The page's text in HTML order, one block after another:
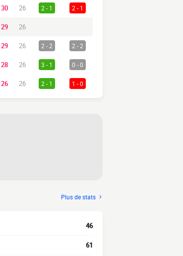
30 26 2 - 1 2 - 1
29 26
29 26 2 - 2 2 - 2
28 26 3 - 1 0 - 0
26 26 2 - 1 1 - 0
Plus de stats
46
61